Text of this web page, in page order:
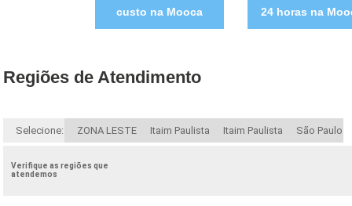
custo na Mooca
24 horas na
Regiões de Atendimento
Selecione: ZONA LESTE Itaim Paulista Itaim Paulista São Paulo
Verifique as regiões que
atendemos